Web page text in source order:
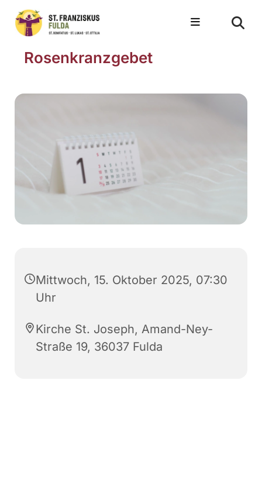
Rosenkranzgebet
Mittwoch, 15. Oktober 2025, 07:30
Uhr
Kirche St. Joseph, Amand-Ney-
Straße 19, 36037 Fulda